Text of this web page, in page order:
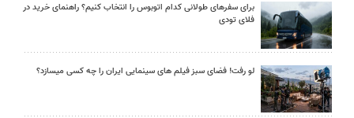
برای سفرهای طولانی کدام اتوبوس را انتخاب کنیم؟ راهنمای خرید در
فلای تودی
لو رفت! فضای سبز فیلم های سینمایی ایران را چه کسی میسازد؟